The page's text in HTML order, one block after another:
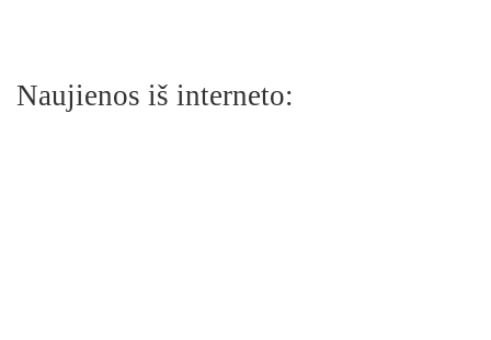
Naujienos iš interneto: